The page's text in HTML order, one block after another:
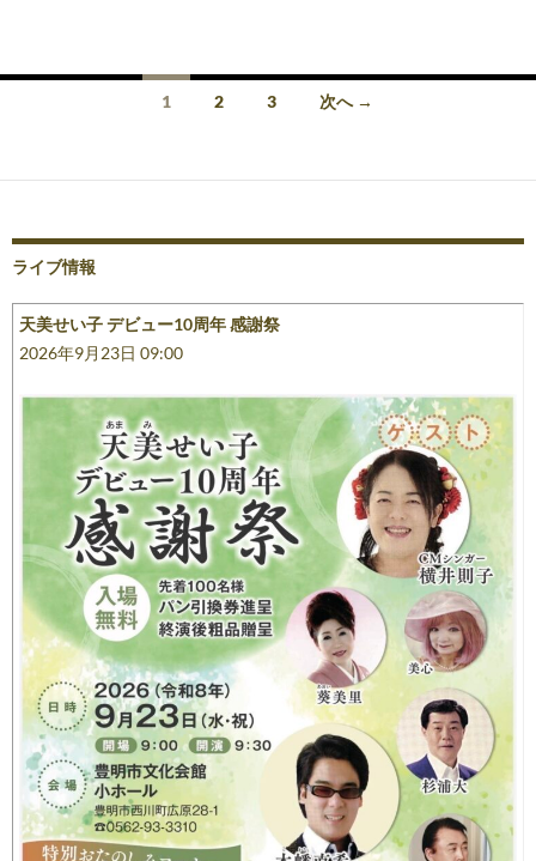
ナ
ゲ
ー
シ
ョ
ン
1 2 3 次へ →
ライブ情報
天美せい子 デビュー10周年 感謝祭
2026年9月23日 09:00